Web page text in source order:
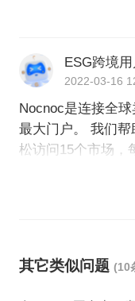
供更便捷、优质
ESG跨境
2022-03-16
Nocnoc是连接全
最大门户。 我们帮助世界各地的卖家通过一个平台轻
松访问15个市场，
大的曝光率，而
其它类似问题 (10